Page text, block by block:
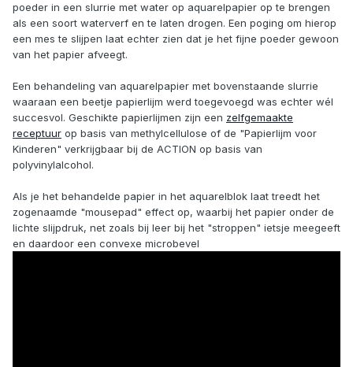
poeder in een slurrie met water op aquarelpapier op te brengen
als een soort waterverf en te laten drogen. Een poging om hierop
een mes te slijpen laat echter zien dat je het fijne poeder gewoon
van het papier afveegt.
Een behandeling van aquarelpapier met bovenstaande slurrie
waaraan een beetje papierlijm werd toegevoegd was echter wél
succesvol. Geschikte papierlijmen zijn een zelfgemaakte
receptuur op basis van methylcellulose of de "Papierlijm voor
Kinderen" verkrijgbaar bij de ACTION op basis van
polyvinylalcohol.
Als je het behandelde papier in het aquarelblok laat treedt het
zogenaamde "mousepad" effect op, waarbij het papier onder de
lichte slijpdruk, net zoals bij leer bij het "stroppen" ietsje meegeeft
en daardoor een convexe microbevel